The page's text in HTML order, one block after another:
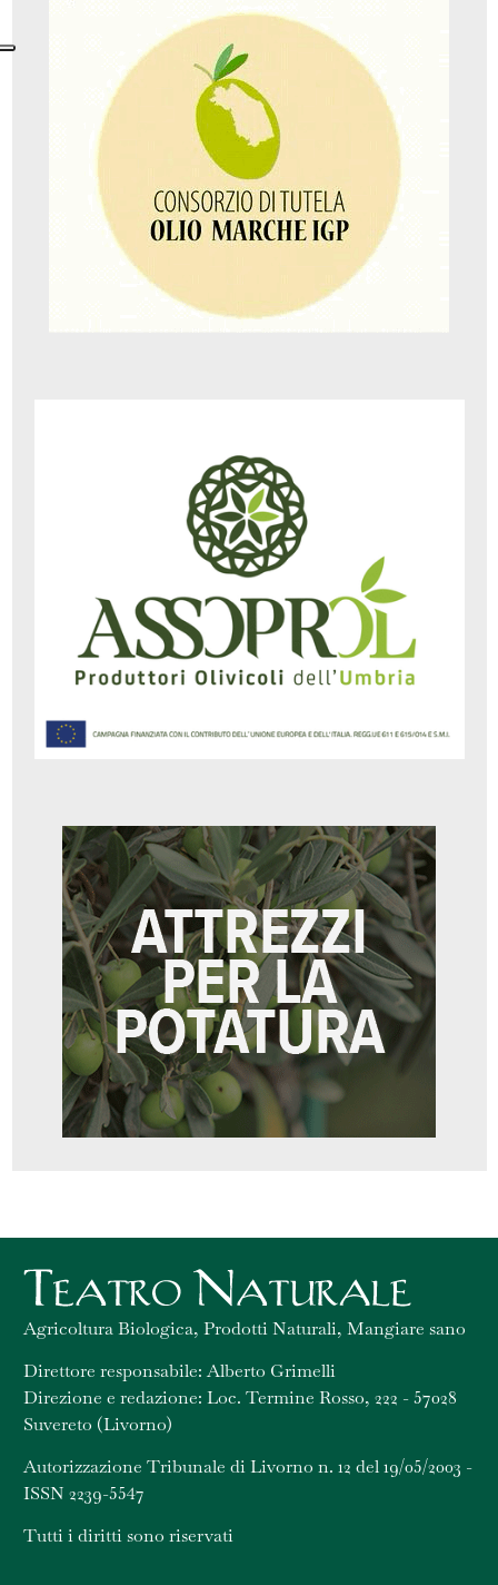
Agricoltura Biologica, Prodotti Naturali, Mangiare sano
Direttore responsabile: Alberto Grimelli
Direzione e redazione: Loc. Termine Rosso, 222 - 57028
Suvereto (Livorno)
Autorizzazione Tribunale di Livorno n. 12 del 19/05/2003 -
ISSN 2239-5547
Tutti i diritti sono riservati